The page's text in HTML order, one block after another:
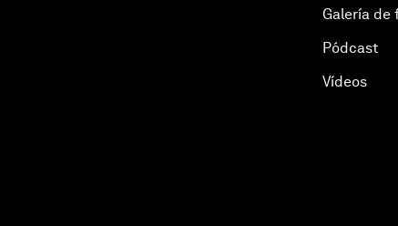
Galería de
Pódcast
Vídeos